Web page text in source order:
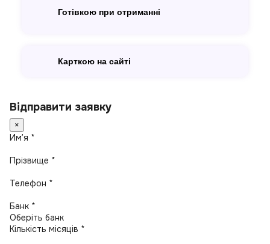
Готівкою при отриманні
Карткою на сайті
Відправити заявку
×
Имʼя *
Прізвище *
Телефон *
Банк *
Кількість місяців *